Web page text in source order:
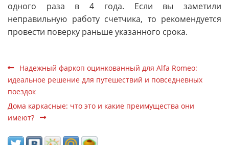
одного раза в 4 года. Если вы заметили
неправильную работу счетчика, то рекомендуется
провести поверку раньше указанного срока.
Надежный фаркоп оцинкованный для Alfa Romeo:
идеальное решение для путешествий и повседневных
поездок
Дома каркасные: что это и какие преимущества они
имеют?